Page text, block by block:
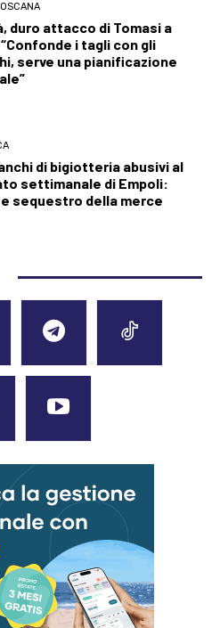
duro attacco di Tomasi a
i tagli con gli
serve una pianificazione
di bigiotteria abusivi al
settimanale di Empoli:
sequestro della merce